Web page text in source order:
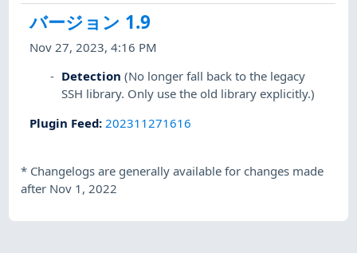
バージョン 1.9
Nov 27, 2023, 4:16 PM
Detection (No longer fall back to the legacy
SSH library. Only use the old library explicitly.)
Plugin Feed: 202311271616
* Changelogs are generally available for changes made
after Nov 1, 2022